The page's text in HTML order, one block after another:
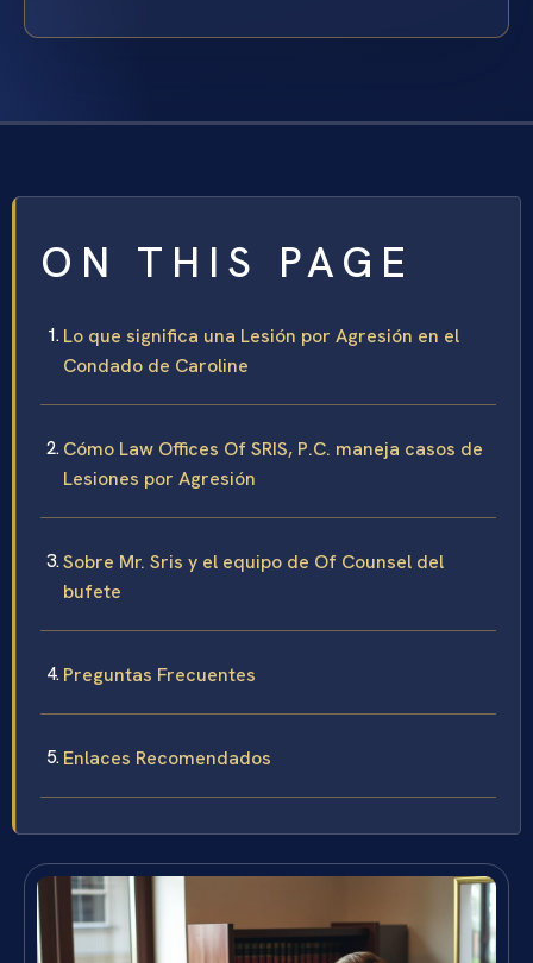
ON THIS PAGE
Lo que significa una Lesión por Agresión en el
Condado de Caroline
Cómo Law Offices Of SRIS, P.C. maneja casos de
Lesiones por Agresión
Sobre Mr. Sris y el equipo de Of Counsel del
bufete
Preguntas Frecuentes
Enlaces Recomendados